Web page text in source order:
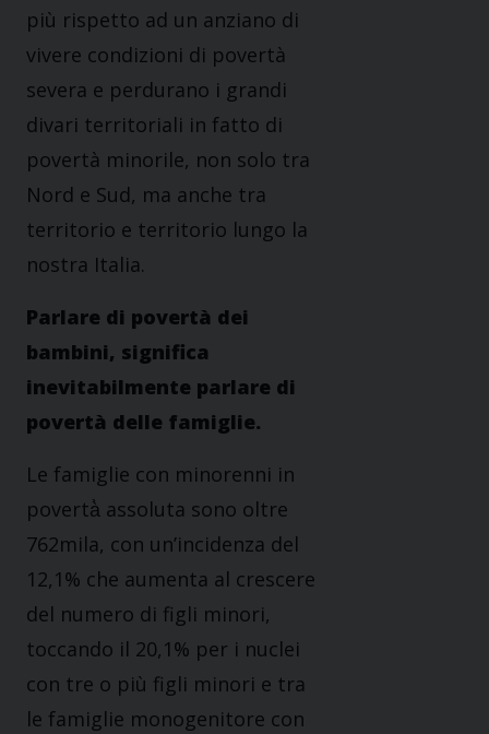
più rispetto ad un anziano di
vivere condizioni di povertà
severa e perdurano i grandi
divari territoriali in fatto di
povertà minorile, non solo tra
Nord e Sud, ma anche tra
territorio e territorio lungo la
nostra Italia.
Parlare di povertà dei
bambini, significa
inevitabilmente parlare di
povertà delle famiglie.
Le famiglie con minorenni in
povertà̀ assoluta sono oltre
762mila, con un’incidenza del
12,1% che aumenta al crescere
del numero di figli minori,
toccando il 20,1% per i nuclei
con tre o più figli minori e tra
le famiglie monogenitore con